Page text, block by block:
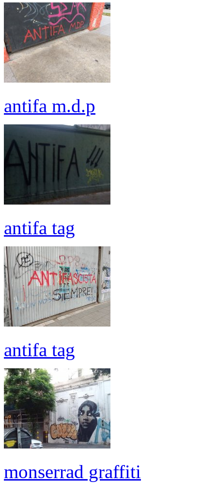
antifa m.d.p
antifa tag
antifa tag
monserrad graffiti